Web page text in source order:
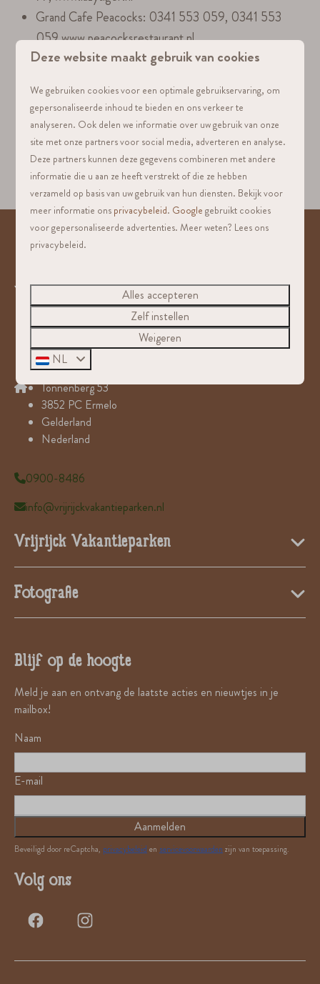
Grand Cafe Peacocks: 0341 553 059, 0341 553
059 www.peacocksrestaurant.nl
PizzeriaKapadokya: 0341 495
Snackbar 't Speultje: 0577 407
037, www.snackbartspeuldje.nl
Aziatische specialiteitenDe Muur: 0341 354
336, www.demuur.nl
Veilig betalen
Tonnenberg 53
3852 PC Ermelo
Gelderland
Nederland
0900-8486
info@vrijrijckvakantieparken.nl
Vrijrijck Vakantieparken
Fotografie
Blijf op de hoogte
Meld je aan en ontvang de laatste acties en nieuwtjes in je
mailbox!
Naam
E-mail
Aanmelden
Beveiligd door reCaptcha, privacybeleid en servicevoorwaarden zijn van toepassing.
Volg ons
Deze website maakt gebruik van cookies
We gebruiken cookies voor een optimale gebruikservaring, om
gepersonaliseerde inhoud te bieden en ons verkeer te
analyseren. Ook delen we informatie over uw gebruik van onze
site met onze partners voor social media, adverteren en analyse.
Deze partners kunnen deze gegevens combineren met andere
informatie die u aan ze heeft verstrekt of die ze hebben
verzameld op basis van uw gebruik van hun diensten. Bekijk voor
meer informatie ons privacybeleid. Google gebruikt cookies
voor gepersonaliseerde advertenties. Meer weten? Lees ons
privacybeleid.
Alles accepteren
Zelf instellen
Weigeren
NL